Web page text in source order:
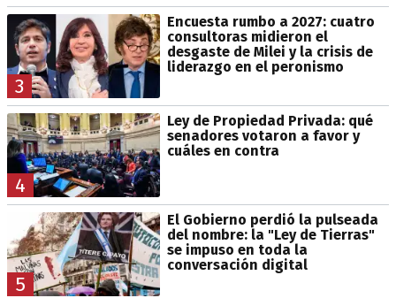
3
Encuesta rumbo a 2027: cuatro
consultoras midieron el
desgaste de Milei y la crisis de
liderazgo en el peronismo
4
Ley de Propiedad Privada: qué
senadores votaron a favor y
cuáles en contra
5
El Gobierno perdió la pulseada
del nombre: la "Ley de Tierras"
se impuso en toda la
conversación digital